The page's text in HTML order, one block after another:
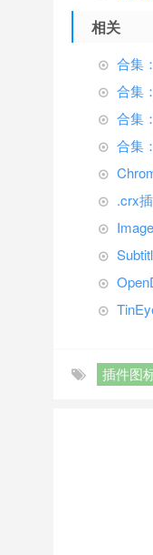
相关
合集
合集
合集
合集
.crx
插件图